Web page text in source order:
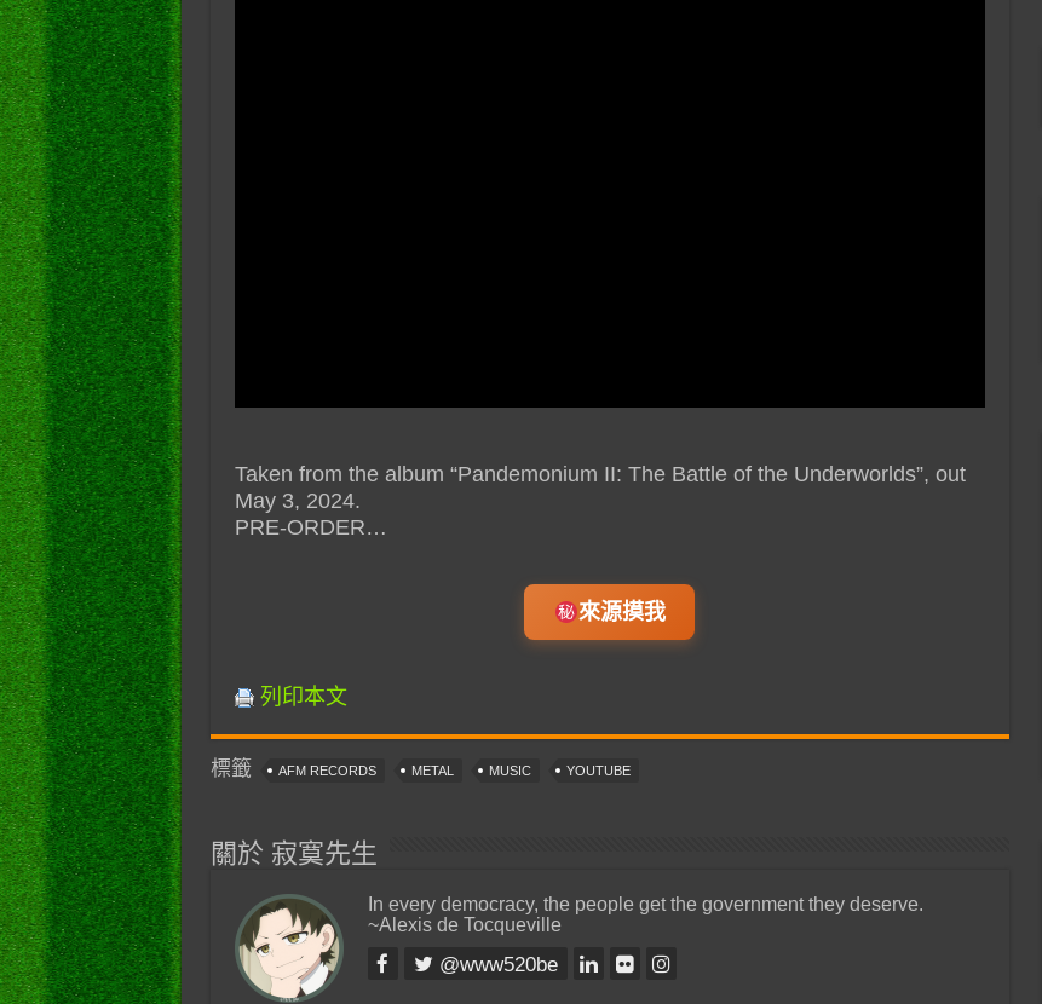
Taken from the album “Pandemonium II: The Battle of the Underworlds”, out
May 3, 2024.
PRE-ORDER…
來源摸我
列印本文
標籤 AFM RECORDS METAL MUSIC YOUTUBE
關於 寂寞先生
In every democracy, the people get the government they deserve.
~Alexis de Tocqueville
@www520be